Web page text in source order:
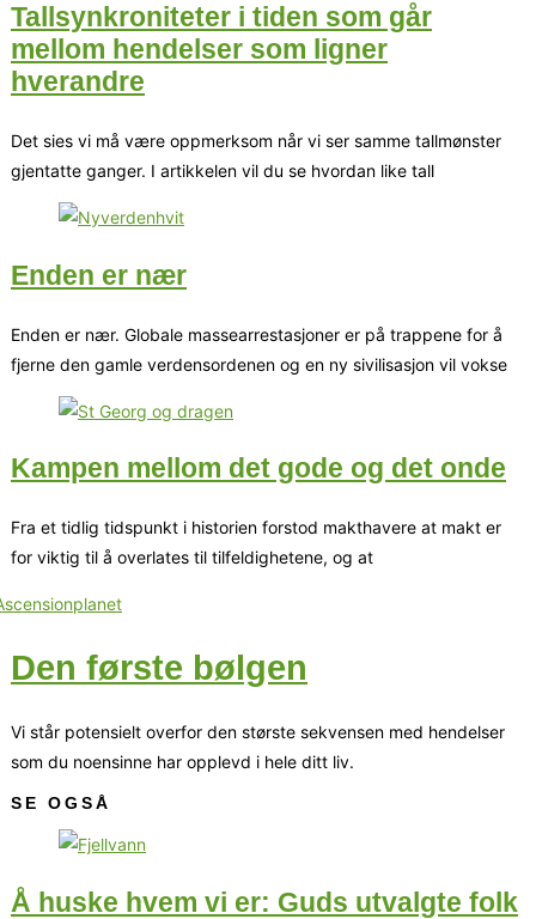
Tallsynkroniteter i tiden som går
mellom hendelser som ligner
hverandre
Det sies vi må være oppmerksom når vi ser samme tallmønster
gjentatte ganger. I artikkelen vil du se hvordan like tall
Enden er nær
Enden er nær. Globale massearrestasjoner er på trappene for å
fjerne den gamle verdensordenen og en ny sivilisasjon vil vokse
Kampen mellom det gode og det onde
Fra et tidlig tidspunkt i historien forstod makthavere at makt er
for viktig til å overlates til tilfeldighetene, og at
Den første bølgen
Vi står potensielt overfor den største sekvensen med hendelser
som du noensinne har opplevd i hele ditt liv.
SE OGSÅ
Å huske hvem vi er: Guds utvalgte folk